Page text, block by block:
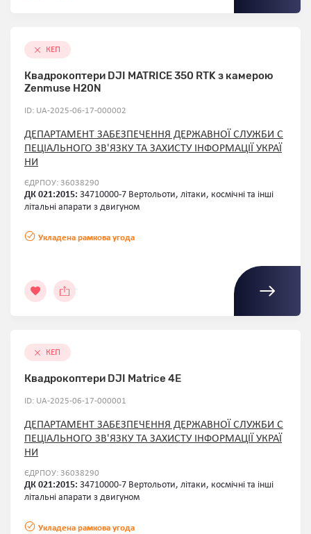
КЕП
Квадрокоптери DJI MATRICE 350 RTK з камерою
Zenmuse H20N
ID: UA-2025-06-17-000002
ДЕПАРТАМЕНТ ЗАБЕЗПЕЧЕННЯ ДЕРЖАВНОЇ СЛУЖБИ С
ПЕЦІАЛЬНОГО ЗВ'ЯЗКУ ТА ЗАХИСТУ ІНФОРМАЦІЇ УКРАЇ
НИ
ЄДРПОУ: 36038290
ДК 021:2015: 34710000-7 Вертольоти, літаки, космічні та інші
літальні апарати з двигуном
Укладена рамкова угода
КЕП
Квадрокоптери DJI Matrice 4E
ID: UA-2025-06-17-000001
ДЕПАРТАМЕНТ ЗАБЕЗПЕЧЕННЯ ДЕРЖАВНОЇ СЛУЖБИ С
ПЕЦІАЛЬНОГО ЗВ'ЯЗКУ ТА ЗАХИСТУ ІНФОРМАЦІЇ УКРАЇ
НИ
ЄДРПОУ: 36038290
ДК 021:2015: 34710000-7 Вертольоти, літаки, космічні та інші
літальні апарати з двигуном
Укладена рамкова угода